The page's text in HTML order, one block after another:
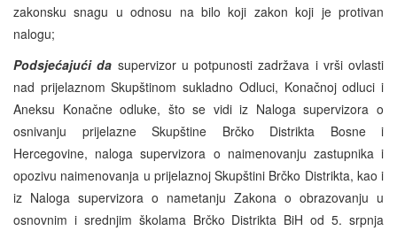
zakonsku snagu u odnosu na bilo koji zakon koji je protivan
nalogu;
Podsjećajući da supervizor u potpunosti zadržava i vrši ovlasti
nad prijelaznom Skupštinom sukladno Odluci, Konačnoj odluci i
Aneksu Konačne odluke, što se vidi iz Naloga supervizora o
osnivanju prijelazne Skupštine Brčko Distrikta Bosne i
Hercegovine, naloga supervizora o naimenovanju zastupnika i
opozivu naimenovanja u prijelaznoj Skupštini Brčko Distrikta, kao i
iz Naloga supervizora o nametanju Zakona o obrazovanju u
osnovnim i srednjim školama Brčko Distrikta BiH od 5. srpnja